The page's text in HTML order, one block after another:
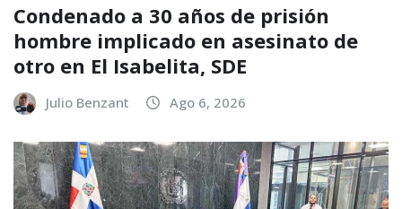
Condenado a 30 años de prisión
hombre implicado en asesinato de
otro en El Isabelita, SDE
Julio Benzant Ago 6, 2026